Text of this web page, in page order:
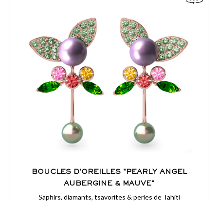
COMMANDER
BOUCLES D'OREILLES "PEARLY ANGEL
AUBERGINE & MAUVE"
Saphirs, diamants, tsavorites & perles de Tahiti